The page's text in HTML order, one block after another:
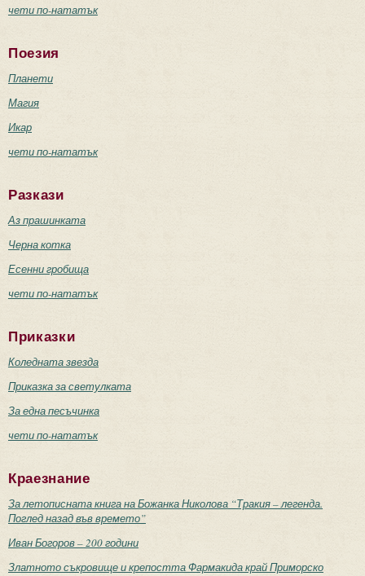
чети по-нататък
Поезия
Планети
Магия
Икар
чети по-нататък
Разкази
Аз прашинката
Черна котка
Есенни гробища
чети по-нататък
Приказки
Коледната звезда
Приказка за светулката
За една песъчинка
чети по-нататък
Краезнание
За летописната книга на Божанка Николова “Тракия – легенда.
Поглед назад във времето”
Иван Богоров – 200 години
Златното съкровище и крепостта Фармакида край Приморско